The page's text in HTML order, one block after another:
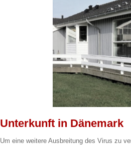
Unterkunft in Dänemark
Um eine weitere Ausbreitung des Virus zu